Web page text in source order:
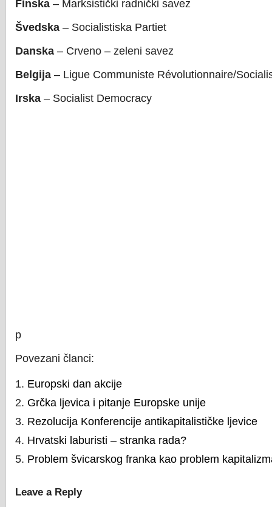
Finska – Marksistički radnički savez
Švedska – Socialistiska Partiet
Danska – Crveno – zeleni savez
Belgija – Ligue Communiste Révolutionnaire/
Irska – Socialist Democracy
p
Povezani članci:
Europski dan akcije
Grčka ljevica i pitanje Europske unije
Rezolucija Konferencije antikapitalističke ljevice
Hrvatski laburisti – stranka rada?
Problem švicarskog franka kao problem
Leave a Reply